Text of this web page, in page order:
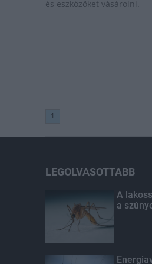
és eszközöket vásárolni.
1
LEGOLVASOTTABB
A
a